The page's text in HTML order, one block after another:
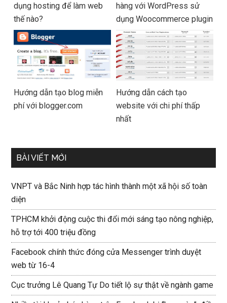
dụng hosting để làm web
thế nào?
hàng với WordPress sử
dụng Woocommerce plugin
Hướng dẫn tạo blog miễn
phí với blogger.com
Hướng dẫn cách tạo
website với chi phí thấp
nhất
BÀI VIẾT MỚI
VNPT và Bắc Ninh hợp tác hình thành một xã hội số toàn
diện
TPHCM khởi động cuộc thi đổi mới sáng tạo nông nghiệp,
hỗ trợ tới 400 triệu đồng
Facebook chính thức đóng cửa Messenger trình duyệt
web từ 16-4
Cục trưởng Lê Quang Tự Do tiết lộ sự thật về ngành game